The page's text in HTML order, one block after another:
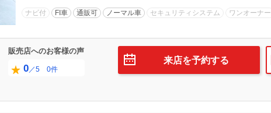
ナビ付 FI車 通販可 ノーマル車 セキュリティシステム ワンオーナー
販売店へのお客様の声
0／5 0件
来店を予約する